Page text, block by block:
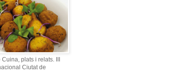
plats i relats. III
Ciutat de